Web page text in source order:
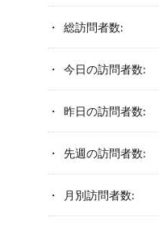
総訪問者数:
今日の訪問者数:
昨日の訪問者数:
先週の訪問者数:
月別訪問者数: